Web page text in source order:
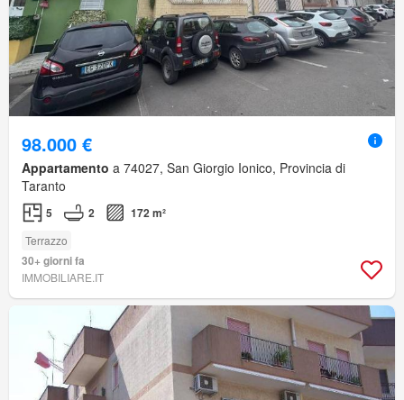
98.000 €
Appartamento a 74027, San Giorgio Ionico, Provincia di
Taranto
5 2 172 m²
Terrazzo
30+ giorni fa
IMMOBILIARE.IT